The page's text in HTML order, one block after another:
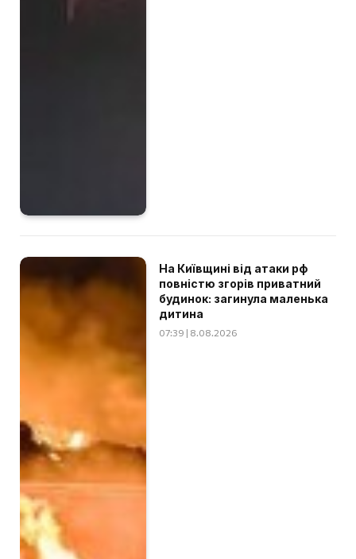
На Київщині від атаки рф
повністю згорів приватний
будинок: загинула маленька
дитина
07:39 | 8.08.2026